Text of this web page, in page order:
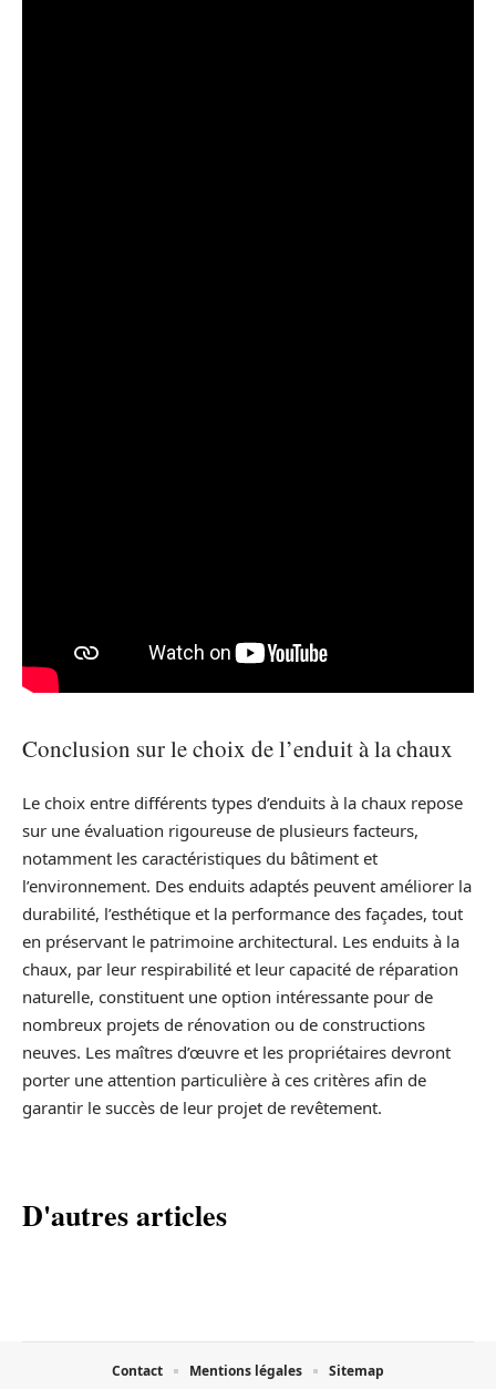
Conclusion sur le choix de l’enduit à la chaux
Le choix entre différents types d’enduits à la chaux repose
sur une évaluation rigoureuse de plusieurs facteurs,
notamment les caractéristiques du bâtiment et
l’environnement. Des enduits adaptés peuvent améliorer la
durabilité, l’esthétique et la performance des façades, tout
en préservant le patrimoine architectural. Les enduits à la
chaux, par leur respirabilité et leur capacité de réparation
naturelle, constituent une option intéressante pour de
nombreux projets de rénovation ou de constructions
neuves. Les maîtres d’œuvre et les propriétaires devront
porter une attention particulière à ces critères afin de
garantir le succès de leur projet de revêtement.
D'autres articles
Contact Mentions légales Sitemap